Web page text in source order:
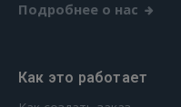
Подробнее о нас
Как это работает